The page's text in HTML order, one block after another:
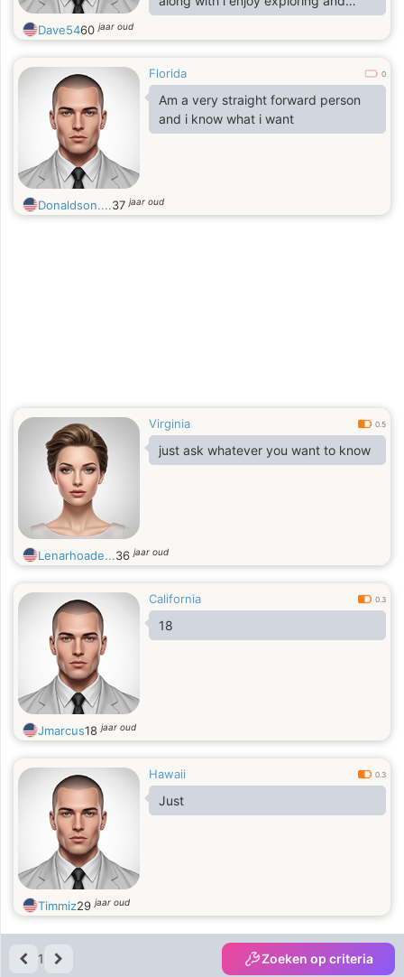
trying new things
Dave5460jaar oud
Florida 0
Am a very straight forward person
and i know what i want
Donaldson....37jaar oud
Virginia 0.5
just ask whatever you want to know
Lenarhoade...36jaar oud
California 0.3
18
Jmarcus18jaar oud
Hawaii 0.3
Just
Timmiz29jaar oud
1 Zoeken op criteria